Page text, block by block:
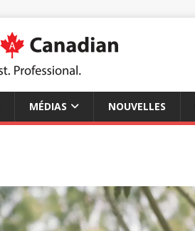
MÉDIAS NOUVELLES